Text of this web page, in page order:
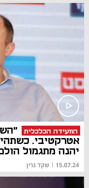
הוועידה הכלכלית
אטרקטיבי.
יהנה מתגמול
15.07.24
| שקד גרין